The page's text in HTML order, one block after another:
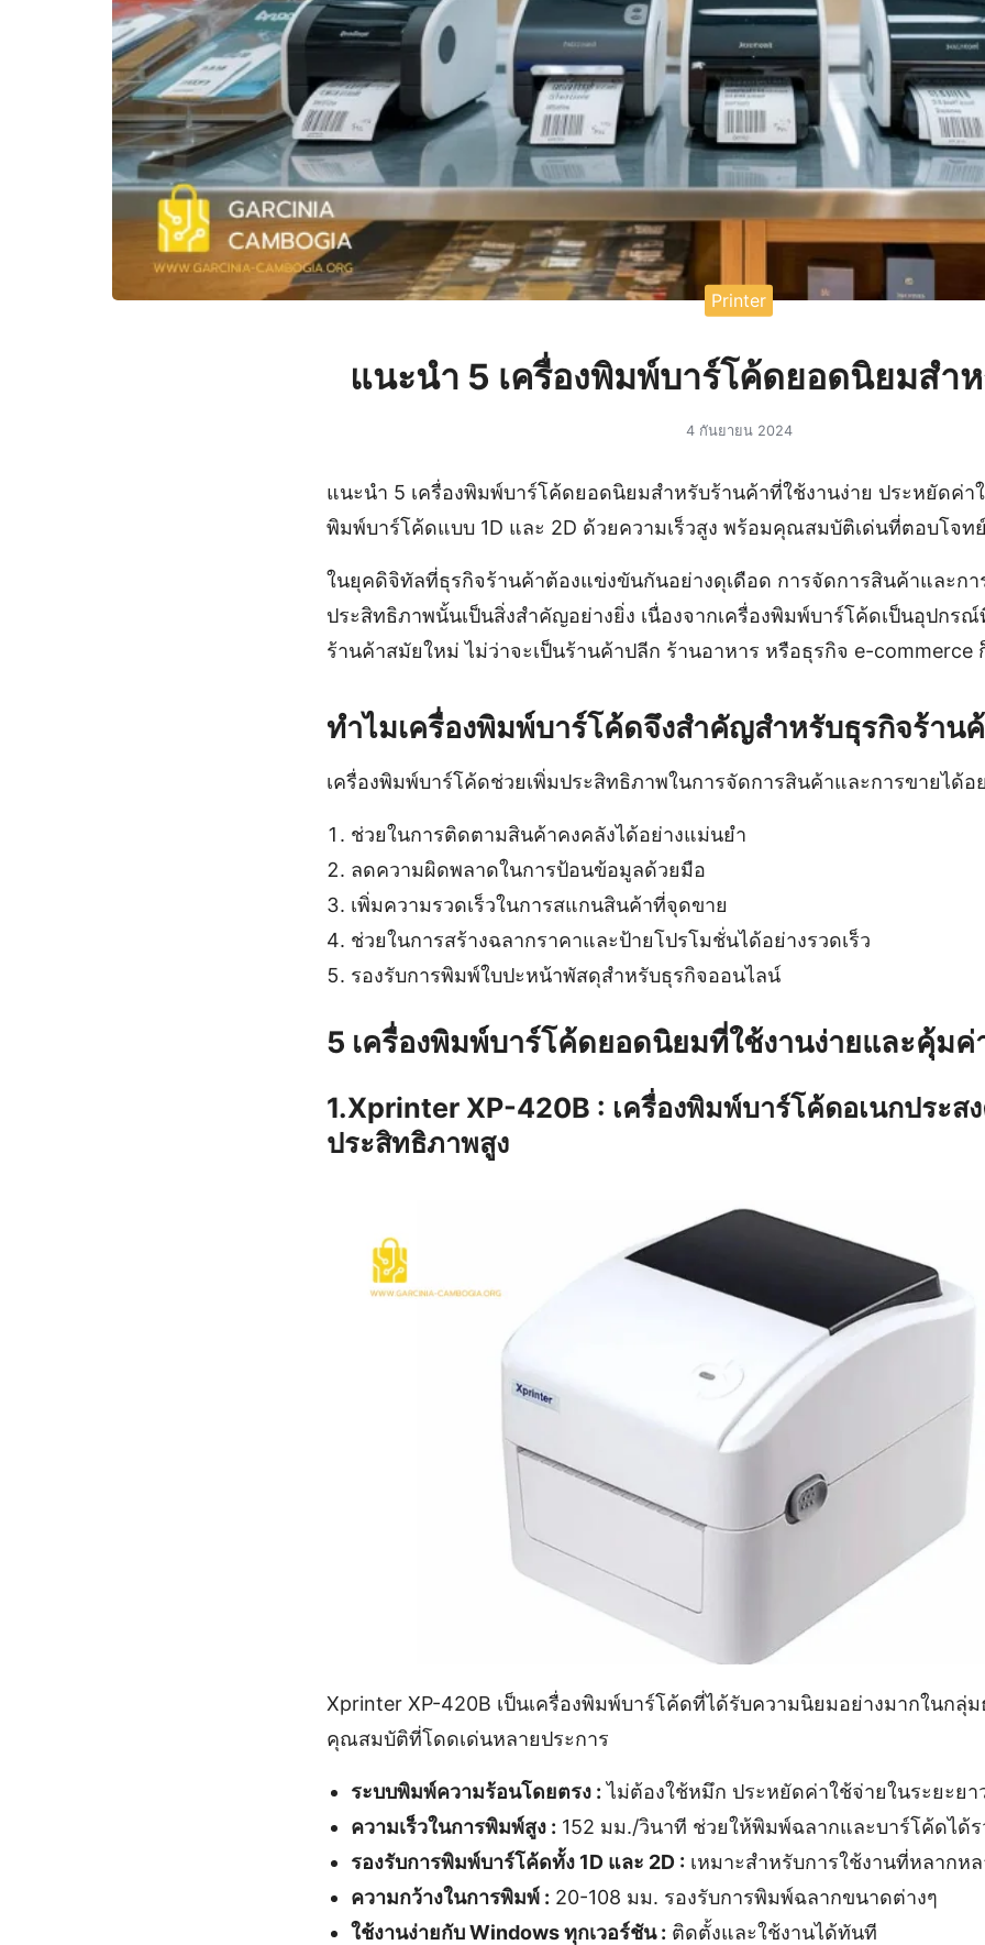
Printer
แนะนำ 5 เครื่องพิมพ์บาร์โค้ดยอดนิยมสำ
4 กันยายน 2024
แนะนำ 5 เครื่องพิมพ์บาร์โค้ดยอดนิยมสำหรับร้านค้าที่ใช้งานง่าย ประหยัดค่า
พิมพ์บาร์โค้ดแบบ 1D และ 2D ด้วยความเร็วสูง พร้อมคุณสมบัติเด่นที่ตอบโจท
ในยุคดิจิทัลที่ธุรกิจร้านค้าต้องแข่งขันกันอย่างดุเดือด การจัดการสินค้าและก
ประสิทธิภาพนั้นเป็นสิ่งสำคัญอย่างยิ่ง เนื่องจากเครื่องพิมพ์บาร์โค้ดเป็นอุปกร
ร้านค้าสมัยใหม่ ไม่ว่าจะเป็นร้านค้าปลีก ร้านอาหาร หรือธุรกิจ e-commerce
ทำไมเครื่องพิมพ์บาร์โค้ดจึงสำคัญสำหรับธุรกิจร้าน
เครื่องพิมพ์บาร์โค้ดช่วยเพิ่มประสิทธิภาพในการจัดการสินค้าและการขายได้อ
ช่วยในการติดตามสินค้าคงคลังได้อย่างแม่นยำ
ลดความผิดพลาดในการป้อนข้อมูลด้วยมือ
เพิ่มความรวดเร็วในการสแกนสินค้าที่จุดขาย
ช่วยในการสร้างฉลากราคาและป้ายโปรโมชั่นได้อย่างรวดเร็ว
รองรับการพิมพ์ใบปะหน้าพัสดุสำหรับธุรกิจออนไลน์
5 เครื่องพิมพ์บาร์โค้ดยอดนิยมที่ใช้งานง่ายและคุ้มค่
1.Xprinter XP-420B : เครื่องพิมพ์บาร์โค้ดอเนกประส
ประสิทธิภาพสูง
Xprinter XP-420B เป็นเครื่องพิมพ์บาร์โค้ดที่ได้รับความนิยมอย่างมากในกลุ่
คุณสมบัติที่โดดเด่นหลายประการ
ระบบพิมพ์ความร้อนโดยตรง : ไม่ต้องใช้หมึก ประหยัดค่าใช้จ่ายในระยะยา
ความเร็วในการพิมพ์สูง : 152 มม./วินาที ช่วยให้พิมพ์ฉลากและบาร์โค้ดได้ร
รองรับการพิมพ์บาร์โค้ดทั้ง 1D และ 2D : เหมาะสำหรับการใช้งานที่หลากห
ความกว้างในการพิมพ์ : 20-108 มม. รองรับการพิมพ์ฉลากขนาดต่างๆ
ใช้งานง่ายกับ Windows ทุกเวอร์ชัน : ติดตั้งและใช้งานได้ทันที